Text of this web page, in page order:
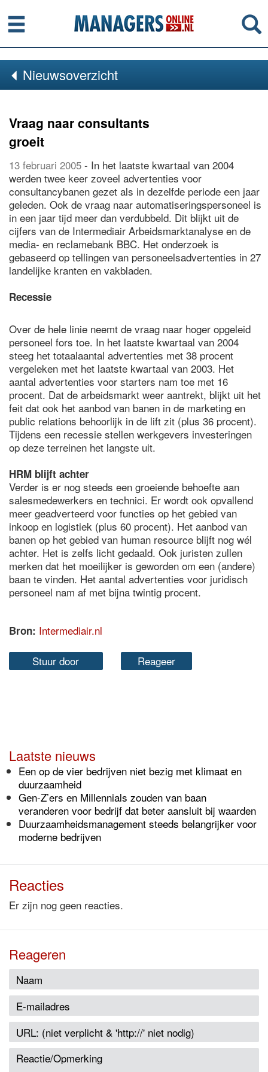
Menu
Nieuwsoverzicht
Vraag naar consultants
groeit
13 februari 2005 - In het laatste kwartaal van 2004
werden twee keer zoveel advertenties voor
consultancybanen gezet als in dezelfde periode een jaar
geleden. Ook de vraag naar automatiseringspersoneel is
in een jaar tijd meer dan verdubbeld. Dit blijkt uit de
cijfers van de Intermediair Arbeidsmarktanalyse en de
media- en reclamebank BBC. Het onderzoek is
gebaseerd op tellingen van personeelsadvertenties in 27
landelijke kranten en vakbladen.
Recessie
Over de hele linie neemt de vraag naar hoger opgeleid
personeel fors toe. In het laatste kwartaal van 2004
steeg het totaalaantal advertenties met 38 procent
vergeleken met het laatste kwartaal van 2003. Het
aantal advertenties voor starters nam toe met 16
procent. Dat de arbeidsmarkt weer aantrekt, blijkt uit het
feit dat ook het aanbod van banen in de marketing en
public relations behoorlijk in de lift zit (plus 36 procent).
Tijdens een recessie stellen werkgevers investeringen
op deze terreinen het langste uit.
HRM blijft achter
Verder is er nog steeds een groeiende behoefte aan
salesmedewerkers en technici. Er wordt ook opvallend
meer geadverteerd voor functies op het gebied van
inkoop en logistiek (plus 60 procent). Het aanbod van
banen op het gebied van human resource blijft nog wél
achter. Het is zelfs licht gedaald. Ook juristen zullen
merken dat het moeilijker is geworden om een (andere)
baan te vinden. Het aantal advertenties voor juridisch
personeel nam af met bijna twintig procent.
Bron: Intermediair.nl
Stuur door Reageer
Laatste nieuws
Een op de vier bedrijven niet bezig met klimaat en
duurzaamheid
Gen-Z’ers en Millennials zouden van baan
veranderen voor bedrijf dat beter aansluit bij waarden
Duurzaamheidsmanagement steeds belangrijker voor
moderne bedrijven
Reacties
Er zijn nog geen reacties.
Reageren